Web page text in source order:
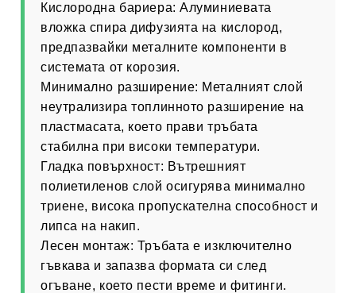
Кислородна бариера: Алуминиевата
вложка спира дифузията на кислород,
предпазвайки металните компоненти в
системата от корозия.
Минимално разширение: Металният слой
неутрализира топлинното разширение на
пластмасата, което прави тръбата
стабилна при високи температури.
Гладка повърхност: Вътрешният
полиетиленов слой осигурява минимално
триене, висока пропускателна способност и
липса на накип.
Лесен монтаж: Тръбата е изключително
гъвкава и запазва формата си след
огъване, което пести време и фитинги.